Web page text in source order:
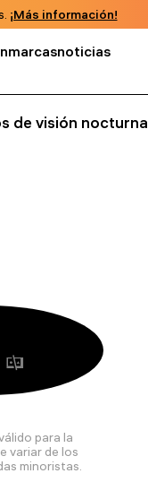
¡Más información!
marcasnoticias
de visión nocturna
para la
variar de los
minoristas.